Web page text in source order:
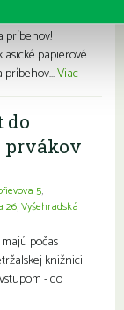
príbehov!
papierové
Viac
do
prvákov
5,
26,Vyšehradská
počas
knižnici
- do